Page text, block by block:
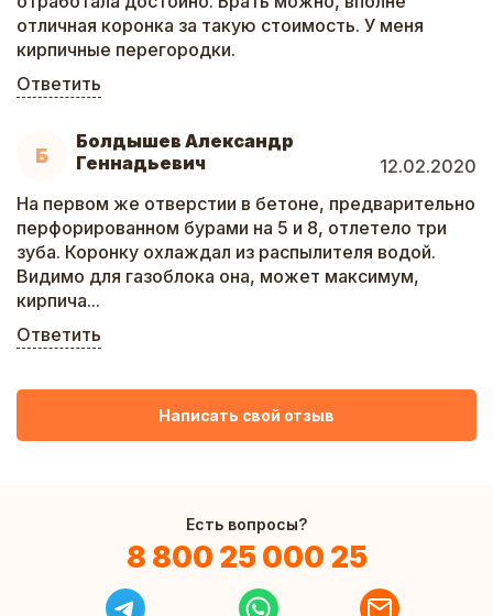
отличная коронка за такую стоимость. У меня
кирпичные перегородки.
Ответить
Б
Болдышев Александр
Геннадьевич
12.02.2020
На первом же отверстии в бетоне, предварительно
перфорированном бурами на 5 и 8, отлетело три
зуба. Коронку охлаждал из распылителя водой.
Видимо для газоблока она, может максимум,
кирпича...
Ответить
Написать свой отзыв
Есть вопросы?
8 800 25 000 25